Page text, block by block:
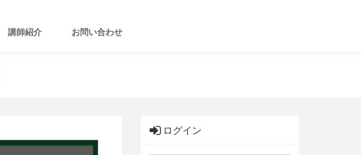
講師紹介 お問い合わせ
ログイン